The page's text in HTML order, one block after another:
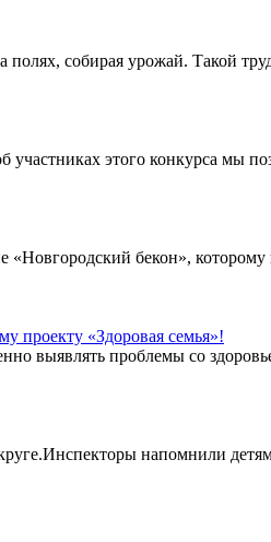
полях, собирая урожай. Такой
этого конкурса мы
бекон», которому
проекту «Здоровая семья»!
выявлять проблемы со
напомнили